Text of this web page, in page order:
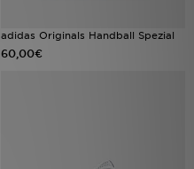
adidas Originals Handball Spezial
60,00€